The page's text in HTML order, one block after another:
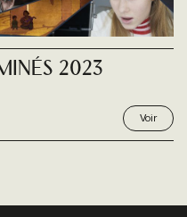
2023
Voir